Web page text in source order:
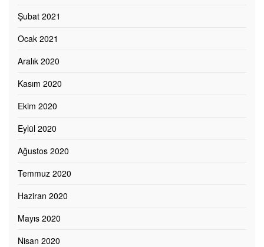
Şubat 2021
Ocak 2021
Aralık 2020
Kasım 2020
Ekim 2020
Eylül 2020
Ağustos 2020
Temmuz 2020
Haziran 2020
Mayıs 2020
Nisan 2020